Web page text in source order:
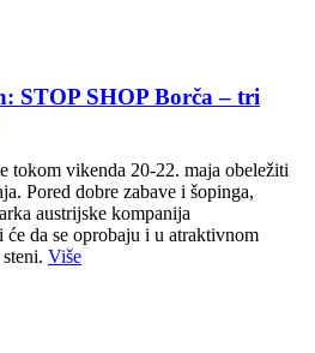
STOP SHOP Borča – tri
tokom vikenda 20-22. maja obeležiti
Pored dobre zabave i šopinga,
austrijske kompanija
da se oprobaju i u atraktivnom
Više